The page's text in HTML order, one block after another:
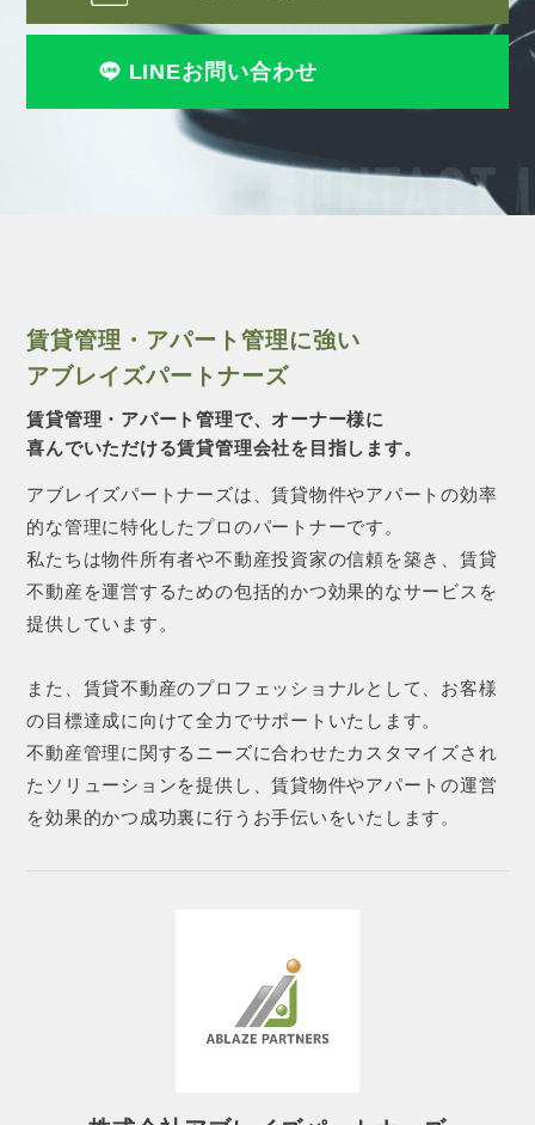
CONTACT
LINEお問い合わせ
賃貸管理・アパート管理に強い
アブレイズパートナーズ
賃貸管理・アパート管理で、オーナー様に
喜んでいただける賃貸管理会社を目指します。
アブレイズパートナーズは、賃貸物件やアパートの効率
的な管理に特化したプロのパートナーです。
私たちは物件所有者や不動産投資家の信頼を築き、賃貸
不動産を運営するための包括的かつ効果的なサービスを
提供しています。
また、賃貸不動産のプロフェッショナルとして、お客様
の目標達成に向けて全力でサポートいたします。
不動産管理に関するニーズに合わせたカスタマイズされ
たソリューションを提供し、賃貸物件やアパートの運営
を効果的かつ成功裏に行うお手伝いをいたします。